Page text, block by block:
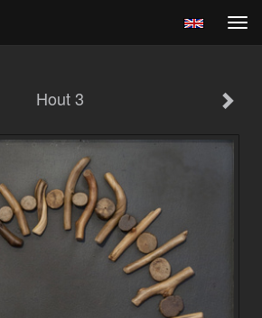
Hout 3